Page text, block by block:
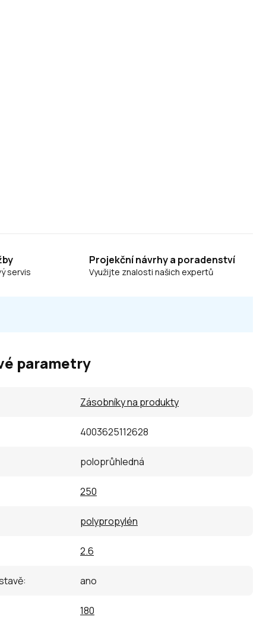
servis
Projekční návrhy a poradenství
Využijte znalosti našich expertů
parametry
Zásobníky na produkty
4003625112628
poloprůhledná
250
polypropylén
2.6
: ano
180